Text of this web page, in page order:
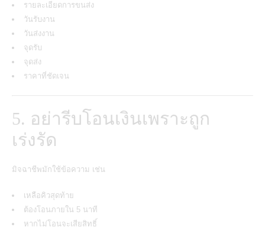
รายละเอียดการขนส่ง
วันรับงาน
วันส่งงาน
จุดรับ
จุดส่ง
ราคาที่ชัดเจน
5. อย่ารีบโอนเงินเพราะถูก
เร่งรัด
มิจฉาชีพมักใช้ข้อความ เช่น
เหลือคิวสุดท้าย
ต้องโอนภายใน 5 นาที
หากไม่โอนจะเสียสิทธิ์